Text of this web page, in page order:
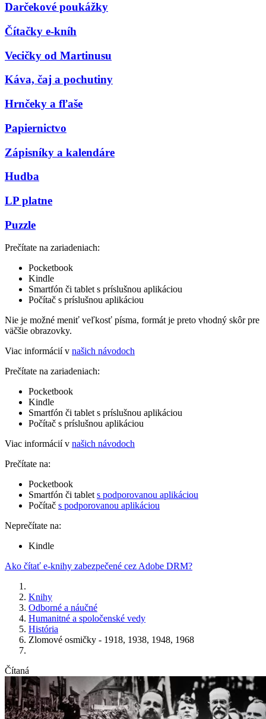
Darčekové poukážky
Čítačky e-kníh
Vecičky od Martinusu
Káva, čaj a pochutiny
Hrnčeky a fľaše
Papiernictvo
Zápisníky a kalendáre
Hudba
LP platne
Puzzle
Prečítate na zariadeniach:
Pocketbook
Kindle
Smartfón či tablet s príslušnou aplikáciou
Počítač s príslušnou aplikáciou
Nie je možné meniť veľkosť písma, formát je preto vhodný skôr pre
väčšie obrazovky.
Viac informácií v našich návodoch
Prečítate na zariadeniach:
Pocketbook
Kindle
Smartfón či tablet s príslušnou aplikáciou
Počítač s príslušnou aplikáciou
Viac informácií v našich návodoch
Prečítate na:
Pocketbook
Smartfón či tablet s podporovanou aplikáciou
Počítač s podporovanou aplikáciou
Neprečítate na:
Kindle
Ako čítať e-knihy zabezpečené cez Adobe DRM?
Knihy
Odborné a náučné
Humanitné a spoločenské vedy
História
Zlomové osmičky - 1918, 1938, 1948, 1968
Čítaná